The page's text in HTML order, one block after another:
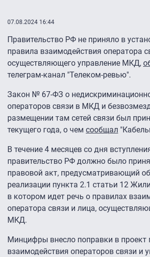
07.08.2024 16:44
Правительство РФ не приняло в
правила взаимодействия оператора
осуществляющего управление МКД,
телеграм-канал "Телеком-ревью".
Закон № 67-ФЗ о
операторов связи в МКД и
размещении там сетей связи был
текущего года, о чем сообщал
В течение 4 месяцев со дня
правительство РФ должно было
правовой акт, предусматривающий
реализации пункта 2.1 статьи 12
в котором идет речь о правилах
оператора связи и лица,
МКД.
Минцифры внесло поправки в проект
взаимодействия операторов связи и